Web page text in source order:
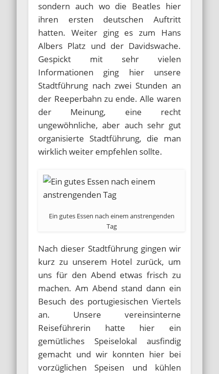
sondern auch wo die Beatles hier
ihren ersten deutschen Auftritt
hatten. Weiter ging es zum Hans
Albers Platz und der Davidswache.
Gespickt mit sehr vielen
Informationen ging hier unsere
Stadtführung nach zwei Stunden an
der Reeperbahn zu ende. Alle waren
der Meinung, eine recht
ungewöhnliche, aber auch sehr gut
organisierte Stadtführung, die man
wirklich weiter empfehlen sollte.
Ein gutes Essen nach einem anstrengenden
Tag
Nach dieser Stadtführung gingen wir
kurz zu unserem Hotel zurück, um
uns für den Abend etwas frisch zu
machen. Am Abend stand dann ein
Besuch des portugiesischen Viertels
an. Unsere vereinsinterne
Reiseführerin hatte hier ein
gemütliches Speiselokal ausfindig
gemacht und wir konnten hier bei
vorzüglichen Speisen und kühlen